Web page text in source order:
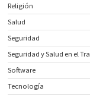
Religión
Salud
Seguridad
Seguridad y Salud en el
Software
Tecnología